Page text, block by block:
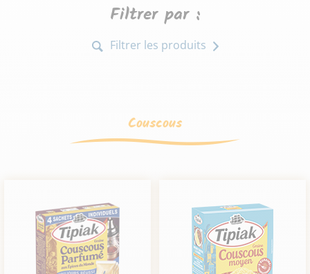
Filtrer par :
Filtrer les produits
Couscous